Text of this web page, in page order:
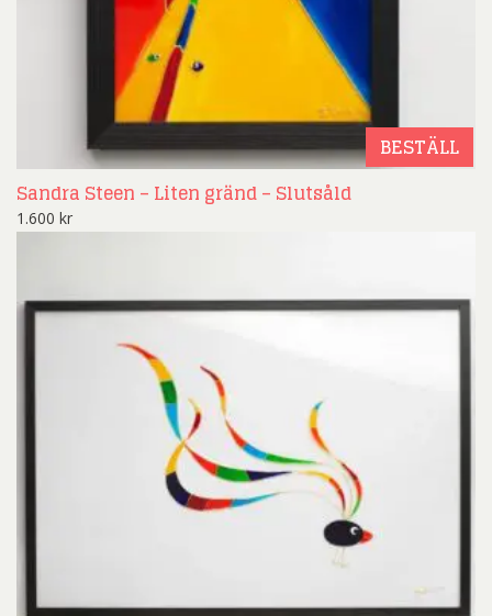
BESTÄLL
Sandra Steen – Liten gränd – Slutsåld
1.600 kr